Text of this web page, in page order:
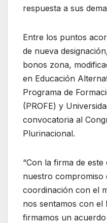
respuesta a sus
Entre los puntos
de nueva
bonos zona,
en Educación
Programa de
(PROFE) y
convocatoria al
Plurinacional.
“Con la firma de
nuestro compromiso
coordinación con el
nos sentamos con el
firmamos un